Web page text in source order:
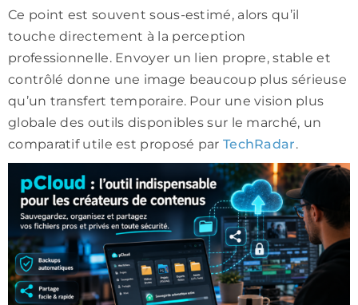
Ce point est souvent sous-estimé, alors qu’il
touche directement à la perception
professionnelle. Envoyer un lien propre, stable et
contrôlé donne une image beaucoup plus sérieuse
qu’un transfert temporaire. Pour une vision plus
globale des outils disponibles sur le marché, un
comparatif utile est proposé par TechRadar.